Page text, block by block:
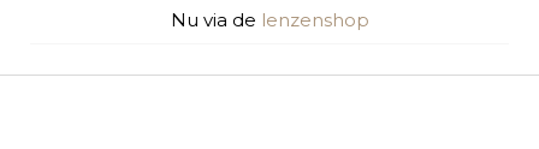
Nu via de lenzenshop